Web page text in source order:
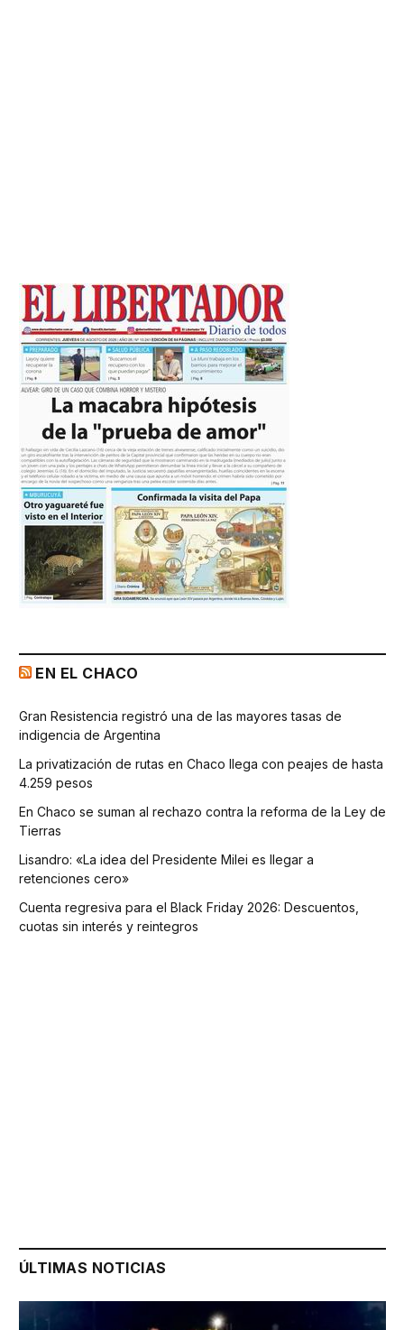
EN EL CHACO
Gran Resistencia registró una de las mayores tasas de
indigencia de Argentina
La privatización de rutas en Chaco llega con peajes de hasta
4.259 pesos
En Chaco se suman al rechazo contra la reforma de la Ley de
Tierras
Lisandro: «La idea del Presidente Milei es llegar a
retenciones cero»
Cuenta regresiva para el Black Friday 2026: Descuentos,
cuotas sin interés y reintegros
ÚLTIMAS NOTICIAS